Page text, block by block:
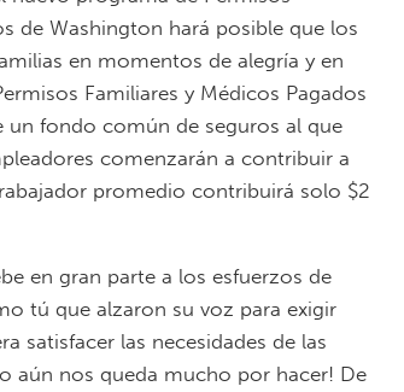
de Washington hará posible que los
en momentos de alegría y en
Familiares y Médicos Pagados
un fondo común de seguros al que
comenzarán a contribuir a
promedio contribuirá solo $2
en gran parte a los esfuerzos de
tú que alzaron su voz para exigir
satisfacer las necesidades de las
aún nos queda mucho por hacer! De